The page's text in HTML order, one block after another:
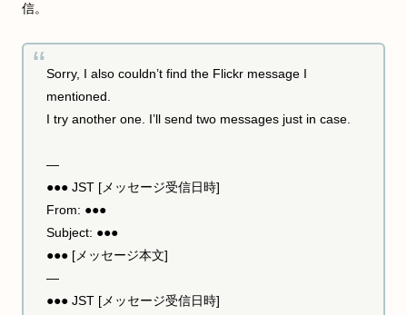
信。
Sorry, I also couldn’t find the Flickr message I
mentioned.
I try another one. I’ll send two messages just in case.
—
●●● JST [メッセージ受信日時]
From: ●●●
Subject: ●●●
●●● [メッセージ本文]
—
●●● JST [メッセージ受信日時]